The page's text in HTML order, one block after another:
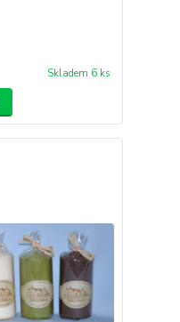
Skladem 6 ks